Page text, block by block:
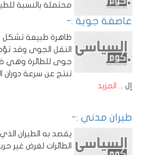
محتملة بالنسبة
عاصفة جوية :-
ظاهرة طبيعة تشكل
النقل الجوى وقد
جوى للطائرة وهي
تنتج عن سرعة دوران
إل ... المزيد
طيران مدني :-
يقصد به الطيران
الطائرات لغرض غير